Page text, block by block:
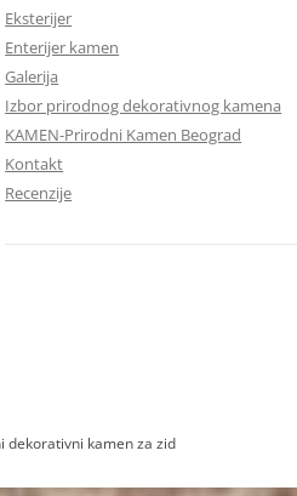
Eksterijer
Enterijer kamen
Galerija
Izbor prirodnog dekorativnog kamena
KAMEN-Prirodni Kamen Beograd
Kontakt
Recenzije
dekorativni kamen za zid